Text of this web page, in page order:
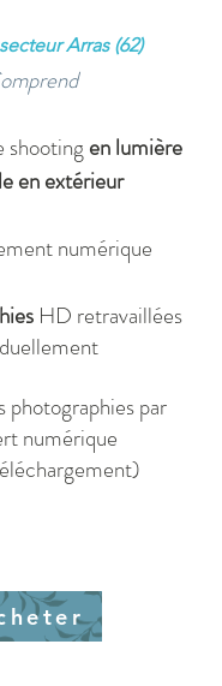
Arras (62)
shooting en lumière
en extérieur
numérique
HD retravaillées
photographies par
numérique